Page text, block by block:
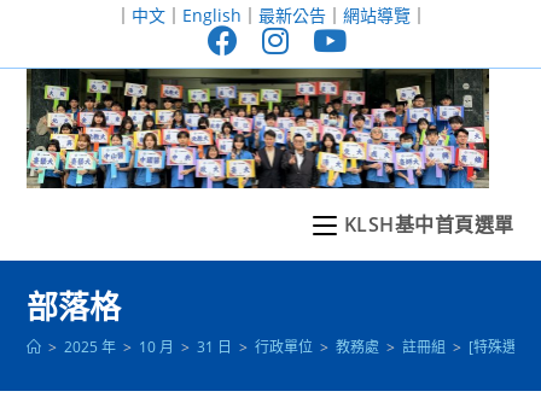
至
｜ 中文｜ English ｜ 最新公告｜ 網站導覽｜
KLSH基中首頁選單
部落格
> 2025 年 > 10 月 > 31 日 > 行政單位 > 教務處 > 註冊組 > [特殊選才]